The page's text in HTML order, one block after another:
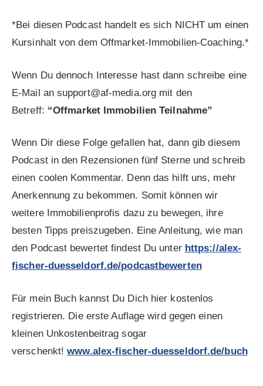
*Bei diesen Podcast handelt es sich NICHT um einen
Kursinhalt von dem Offmarket-Immobilien-Coaching.*
Wenn Du dennoch Interesse hast dann schreibe eine
E-Mail an support@af-media.org mit den
Betreff: “Offmarket Immobilien Teilnahme”
Wenn Dir diese Folge gefallen hat, dann gib diesem
Podcast in den Rezensionen fünf Sterne und schreib
einen coolen Kommentar. Denn das hilft uns, mehr
Anerkennung zu bekommen. Somit können wir
weitere Immobilienprofis dazu zu bewegen, ihre
besten Tipps preiszugeben. Eine Anleitung, wie man
den Podcast bewertet findest Du unter https://alex-
fischer-duesseldorf.de/podcastbewerten
Für mein Buch kannst Du Dich hier kostenlos
registrieren. Die erste Auflage wird gegen einen
kleinen Unkostenbeitrag sogar
verschenkt!www.alex-fischer-duesseldorf.de/buch